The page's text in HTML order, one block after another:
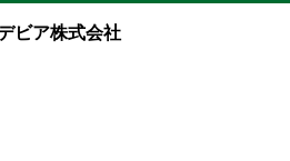
ビア株式会社